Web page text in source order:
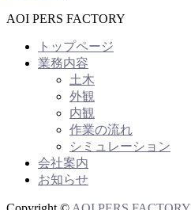
AOI PERS FACTORY
トップページ
業務内容
土木
外観
内観
作業の流れ
シミュレーション
会社案内
お知らせ